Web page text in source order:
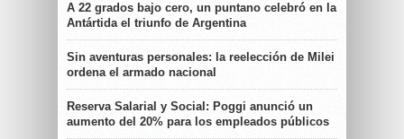
A 22 grados bajo cero, un puntano celebró en la
Antártida el triunfo de Argentina
Sin aventuras personales: la reelección de Milei
ordena el armado nacional
Reserva Salarial y Social: Poggi anunció un
aumento del 20% para los empleados públicos